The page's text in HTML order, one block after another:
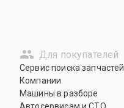
Для покупателей
Сервис поиска запчастей
Компании
Машины в разборе